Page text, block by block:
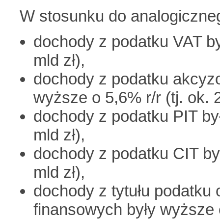
W stosunku do
dochody z podatku VAT
mld zł),
dochody z podatku
wyższe o 5,6% r/r (tj. ok.
dochody z podatku PIT
mld zł),
dochody z podatku CIT
mld zł),
dochody z tytułu
finansowych były wyższe